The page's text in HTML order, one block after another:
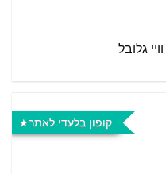
קופון בלעדי לאתר